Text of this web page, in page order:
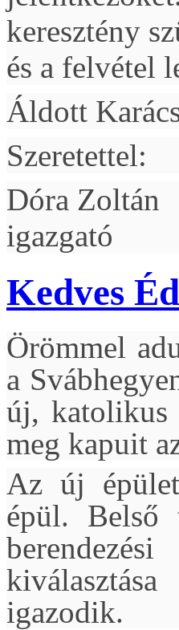
keresztény
és a felvétel
Áldott
Szeretettel:
Dóra Zoltán
igazgató
Kedves
Örömmel
a
új, katolikus
meg kapuit
Az új
épül. Belső
igazodik.